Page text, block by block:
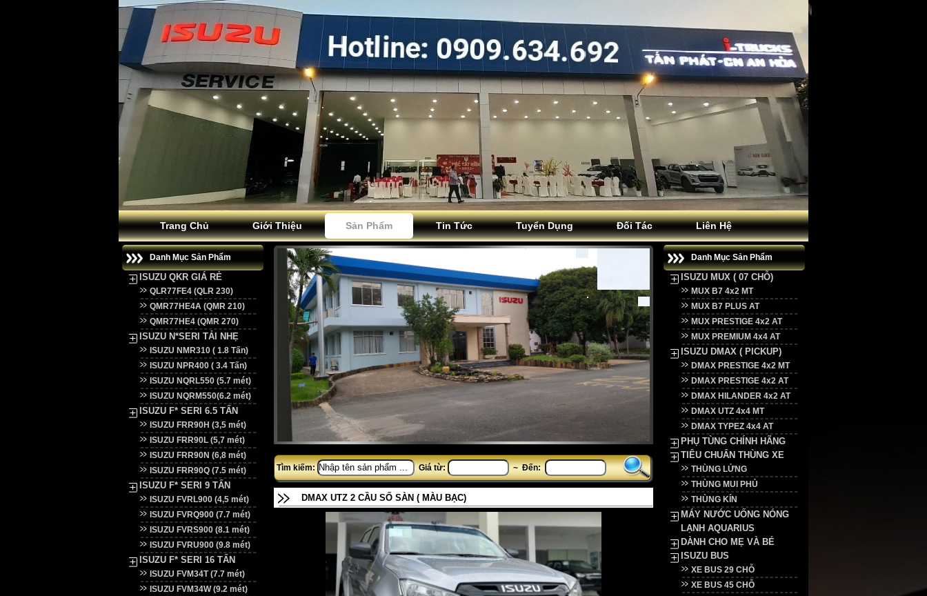
Trang Chủ Giới Thiệu Sản Phẩm Tin Tức Tuyển Dụng Đối Tác Liên Hệ
Danh Mục Sản Phẩm
ISUZU QKR GIÁ RẺ
QLR77FE4 (QLR 230)
QMR77HE4A (QMR 210)
QMR77HE4 (QMR 270)
ISUZU N*SERI TẢI NHẸ
ISUZU NMR310 ( 1.8 Tấn)
ISUZU NPR400 ( 3.4 Tấn)
ISUZU NQRL550 (5.7 mét)
ISUZU NQRM550(6.2 mét)
ISUZU F* SERI 6.5 TẤN
ISUZU FRR90H (3,5 mét)
ISUZU FRR90L (5,7 mét)
ISUZU FRR90N (6,8 mét)
ISUZU FRR90Q (7.5 mét)
ISUZU F* SERI 9 TẤN
ISUZU FVRL900 (4,5 mét)
ISUZU FVRQ900 (7.7 mét)
ISUZU FVRS900 (8.1 mét)
ISUZU FVRU900 (9.8 mét)
ISUZU F* SERI 16 TẤN
ISUZU FVM34T (7.7 mét)
ISUZU FVM34W (9.2 mét)
Tìm kiếm: Giá từ: ~ Đến:
DMAX UTZ 2 CẦU SỐ SÀN ( MÀU BẠC)
Danh Mục Sản Phẩm
ISUZU MUX ( 07 CHỖ)
MUX B7 4x2 MT
MUX B7 PLUS AT
MUX PRESTIGE 4x2 AT
MUX PREMIUM 4x4 AT
ISUZU DMAX ( PICKUP)
DMAX PRESTIGE 4x2 MT
DMAX PRESTIGE 4x2 AT
DMAX HILANDER 4x2 AT
DMAX UTZ 4x4 MT
DMAX TYPEZ 4x4 AT
PHỤ TÙNG CHÍNH HÃNG
TIÊU CHUẨN THÙNG XE
THÙNG LỬNG
THÙNG MUI PHỦ
THÙNG KÍN
MÁY NƯỚC UỐNG NÓNG
LẠNH AQUARIUS
DÀNH CHO MẸ VÀ BÉ
ISUZU BUS
XE BUS 29 CHỖ
XE BUS 45 CHỖ